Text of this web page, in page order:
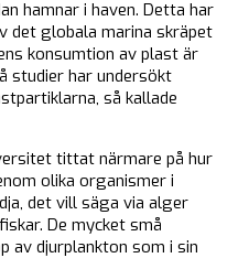
hamnar i haven. Detta har
globala marina skräpet
konsumtion av plast är
studier har undersökt
så kallade
tittat närmare på hur
olika organismer i
det vill säga via alger
De mycket små
av djurplankton som i sin